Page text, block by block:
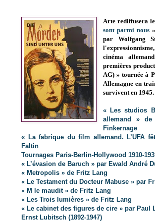
Arte rediffusera
sont parmi nous
par Wolfgang
cinéma
premières
AG) » tournée à
Allemagne en
survivent en 1945.
« Les studios
allemand » de
Finkernage
« La fabrique du film allemand. L’UFA
Faltin
Tournages Paris-Berlin-Hollywood 1910-
« L’évasion de Baruch » par Ewald André
« Metropolis » de Fritz Lang
« Le Testament du Docteur Mabuse » par
« M le maudit » de Fritz Lang
« Les Trois lumières » de Fritz Lang
« Le cabinet des figures de cire » par Paul
Ernst Lubitsch (1892-1947)